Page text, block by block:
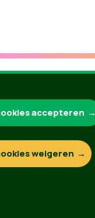
Groen.be
accepteren
weigeren